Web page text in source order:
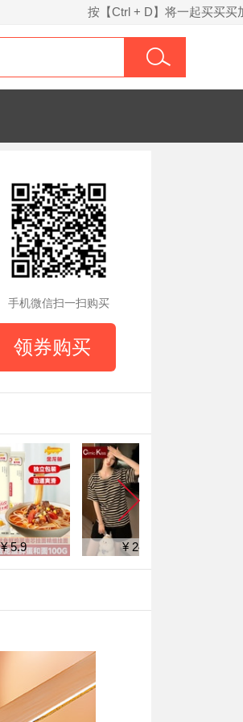
按【Ctrl + D】将一起买买买
手机微信扫一扫购买
领券购买
¥ 5.9 ¥ 24.9